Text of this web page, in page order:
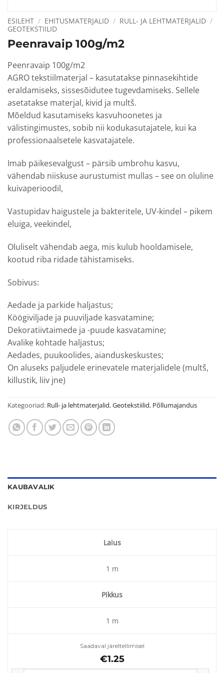
ESILEHT / EHITUSMATERJALID / RULL- JA LEHTMATERJALID /
GEOTEKSTIILID
Peenravaip 100g/m2
Peenravaip 100g/m2
AGRO tekstiilmaterjal – kasutatakse pinnasekihtide
eraldamiseks, sissesõidutee tugevdamiseks. Sellele
asetatakse materjal, kivid ja multš.
Mõeldud kasutamiseks kasvuhoonetes ja
välistingimustes, sobib nii kodukasutajatele, kui ka
professionaalsetele kasvatajatele.
Imab päikesevalgust – pärsib umbrohu kasvu,
vähendab niiskuse aurustumist mullas – see on oluline
kuivaperioodil,
Vastupidav haigustele ja bakteritele, UV-kindel – pikem
eluiga, veekindel,
Oluliselt vähendab aega, mis kulub hooldamisele,
kootud riba ridade tähistamiseks.
Sobivus:
Aedade ja parkide haljastus;
Köögiviljade ja puuviljade kasvatamine;
Dekoratiivtaimede ja -puude kasvatamine;
Avalike kohtade haljastus;
Aedades, puukoolides, aianduskeskustes;
On aluseks paljudele erinevatele materjalidele (multš,
killustik, liiv jne)
Kategooriad: Rull- ja lehtmaterjalid,Geotekstiilid, Põllumajandus
KAUBAVALIK
KIRJELDUS
Laius
1 m
Pikkus
1 m
Saadaval järeltellimisel
€1.25